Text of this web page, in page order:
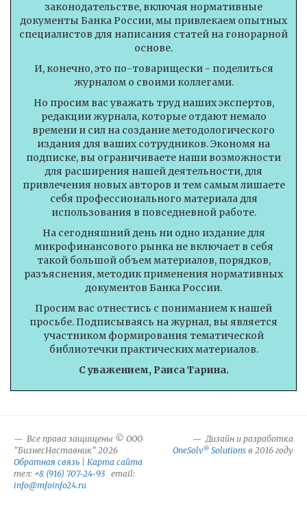
законодательстве, включая нормативные
документы Банка России, мы привлекаем опытных
специалистов для написания статей на гонорарной
основе.
И, конечно, это по-товарищески - поделиться
журналом о своими коллегами.
Но просим вас уважать труд наших экспертов,
редакции журнала, которые отдают немало
времени и сил на создание методологического
издания для ваших сотрудников. Экономя на
подписке, вы ограничиваете наши возможности
для расширения нашей деятельности, для
привлечения новых авторов и тем самым лишаете
себя профессионального материала для
использования в повседневной работе.
На сегодняшний день ни одно издание для
микрофинансового рынка не включает в себя
такой большой объем материалов, порядков,
разъяснения, методик применения нормативных
документов Банка России.
Просим вас отнестись с пониманием к нашей
просьбе. Подписываясь на журнал, вы является
участником формирования тематической
библиотечки практических материалов.
С уважением, Раиса Тарина.
Все права защищены © ООО
"БизнесНаставник" 2026
Обратная связь
Карта сайта
тел: +8 (916) 707-24-93 email:
info@mfoinfo24.ru
Дизайн и разработка
OneSolv® Solutions в 2016 году